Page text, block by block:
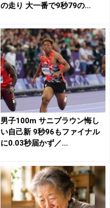
の走り 大一番で9秒79の...
男子100m サニブラウン悔し
い自己新 9秒96もファイナル
に0.03秒届かず／...